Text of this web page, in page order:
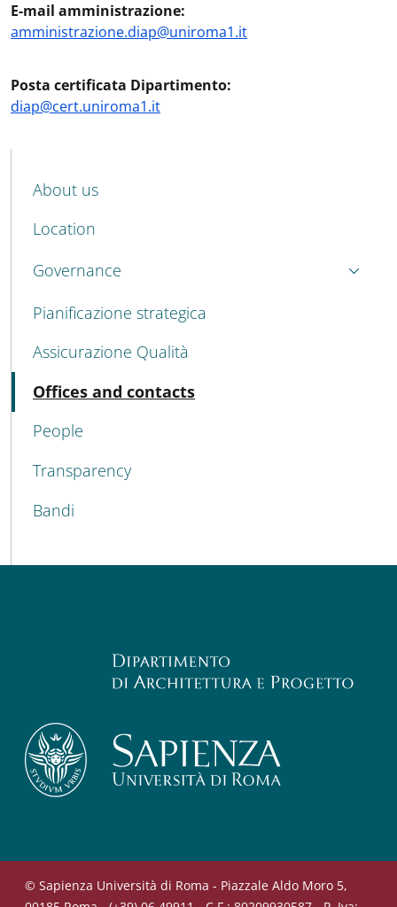
E-mail amministrazione:
amministrazione.diap@uniroma1.it
Posta certificata Dipartimento:
diap@cert.uniroma1.it
MENU CEV SECOND NAVIGATION
About us
Location
Governance
Pianificazione strategica
Assicurazione Qualità
Offices and contacts
People
Transparency
Bandi
© Sapienza Università di Roma - Piazzale Aldo Moro 5,